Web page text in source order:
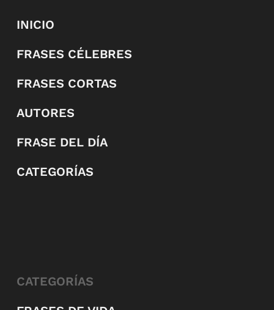
INICIO
FRASES CÉLEBRES
FRASES CORTAS
AUTORES
FRASE DEL DÍA
CATEGORÍAS
CATEGORÍAS